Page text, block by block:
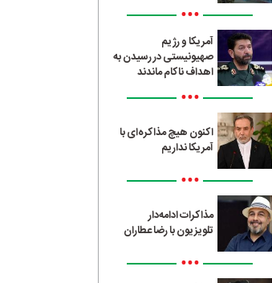
•••
آمریکا و رژیم
صهیونیستی در رسیدن به
اهداف ناکام ماندند
•••
اکنون هیچ مذاکره‌ای با
آمریکا نداریم
•••
مذاکرات ادامه‌دار
تلویزیون با رضا عطاران
•••